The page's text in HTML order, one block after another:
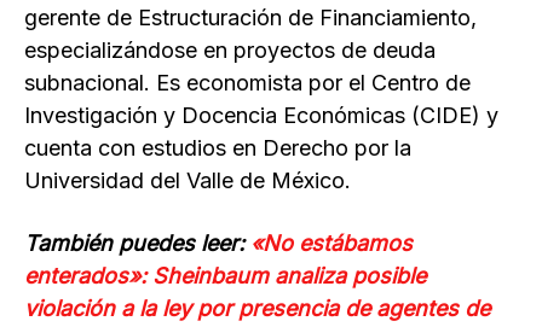
gerente de Estructuración de Financiamiento,
especializándose en proyectos de deuda
subnacional. Es economista por el Centro de
Investigación y Docencia Económicas (CIDE) y
cuenta con estudios en Derecho por la
Universidad del Valle de México.
También puedes leer: «No estábamos
enterados»: Sheinbaum analiza posible
violación a la ley por presencia de agentes de